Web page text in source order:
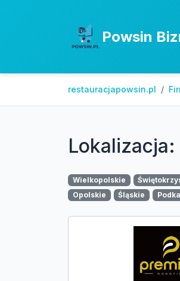
Powsin
restauracjapowsin.pl
Wielkopolskie
Opolskie
Śląskie